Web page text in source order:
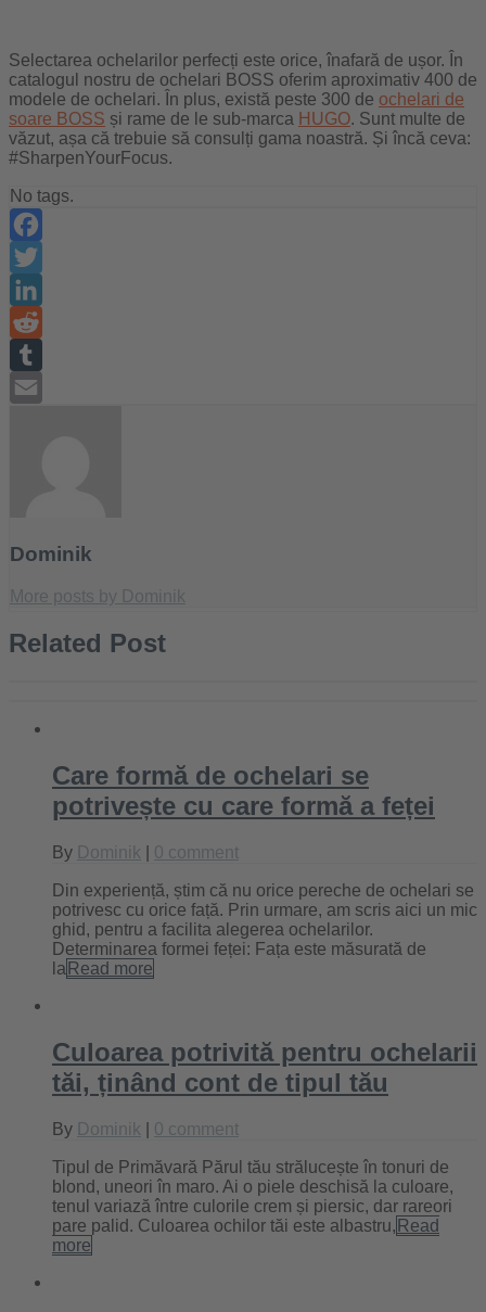
Selectarea ochelarilor perfecți este orice, înafară de ușor. În
catalogul nostru de ochelari BOSS oferim aproximativ 400 de
modele de ochelari. În plus, există peste 300 de ochelari de
soare BOSS și rame de le sub-marca HUGO. Sunt multe de
văzut, așa că trebuie să consulți gama noastră. Și încă ceva:
#SharpenYourFocus.
No tags.
Facebook
Twitter
LinkedIn
Reddit
Tumblr
Dominik
More posts by Dominik
Related Post
Care formă de ochelari se
potrivește cu care formă a feței
By Dominik 0 comment
Din experiență, știm că nu orice pereche de ochelari se
potrivesc cu orice față. Prin urmare, am scris aici un mic
ghid, pentru a facilita alegerea ochelarilor.
Determinarea formei feței: Fața este măsurată de
la Read more
Culoarea potrivită pentru ochelarii
tăi, ținând cont de tipul tău
By Dominik 0 comment
Tipul de Primăvară Părul tău strălucește în tonuri de
blond, uneori în maro. Ai o piele deschisă la culoare,
tenul variază între culorile crem și piersic, dar rareori
pare palid. Culoarea ochilor tăi este albastru, Read
more